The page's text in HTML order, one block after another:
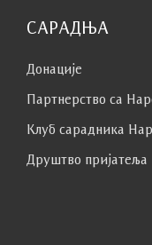
САРАДЊА
Донације
Партнерство са
Клуб сaрaдникa
Друштво пријатеља